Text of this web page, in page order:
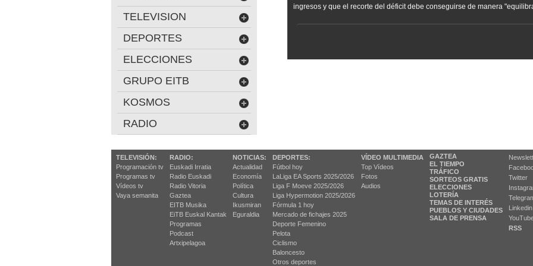
ingresos y que el recorte del déficit debe conseguirse de manera
TELEVISION
DEPORTES
ELECCIONES
GRUPO EITB
KOSMOS
RADIO
TELEVISIÓN:
Programación tv
Programas tv
Vídeos tv
Vaya semanita
RADIO:
Euskadi Irratia
Radio Euskadi
Radio Vitoria
Gaztea
EITB Musika
EiTB Euskal Kantak
Programas
Podcast
Artxipelagoa
NOTICIAS:
Actualidad
Economía
Política
Cultura
Ikusmiran
Eguraldia
DEPORTES:
Fútbol hoy
LaLiga EA Sports 2025/2026
Liga F Moeve 2025/2026
Liga Hypermotion 2025/2026
Fórmula 1 hoy
Mercado de fichajes 2025
Deporte Femenino
Pelota
Ciclismo
Baloncesto
Otros deportes
VÍDEO MULTIMEDIA
Top Vídeos
Fotos
Audios
GAZTEA
EL TIEMPO
TRÁFICO
SORTEOS GRATIS
ELECCIONES
LOTERÍA
TEMAS DE INTERÉS
PUEBLOS Y CIUDADES
SALA DE PRENSA
Twitter
Linkedin
RSS